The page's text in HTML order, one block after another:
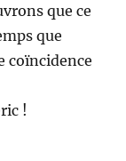
que ce
que
coïncidence
!